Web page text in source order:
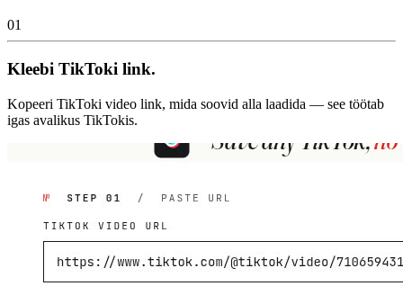
01
Kleebi TikToki link.
Kopeeri TikToki video link, mida soovid alla laadida — see töötab
igas avalikus TikTokis.